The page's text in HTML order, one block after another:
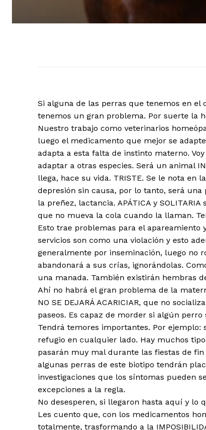
Si alguna de las perras que tenemos en
tenemos un gran problema. Por suerte la
Nuestro trabajo como veterinarios
luego el medicamento que mejor se
adapta a esta falta de instinto materno.
adaptar a otras especies. Será un animal
llega, hace su vida. TRISTE. Se le nota
depresión sin causa, por lo tanto, será una
la preñez, lactancia. APÁTICA y
que no mueva la cola cuando la llaman.
Esto trae problemas para el apareamiento
servicios son como una violación y esto
generalmente por inseminación, luego no
abandonará a sus crías, ignorándolas.
una manada. También existirán hembras
Ahí no habrá el gran problema de la
NO SE DEJARÁ ACARICIAR, que no
paseos. Es capaz de morder si algún perro
Tendrá temores importantes. Por
refugio en cualquier lado. Hay muchos
pasarán muy mal durante las fiestas de
algunas perras de este biotipo tendrán
investigaciones que los síntomas pueden
excepciones a la regla.
No desesperen, si llegaron hasta aquí y lo
Les cuento que, con los medicamentos
totalmente, trasformando a la